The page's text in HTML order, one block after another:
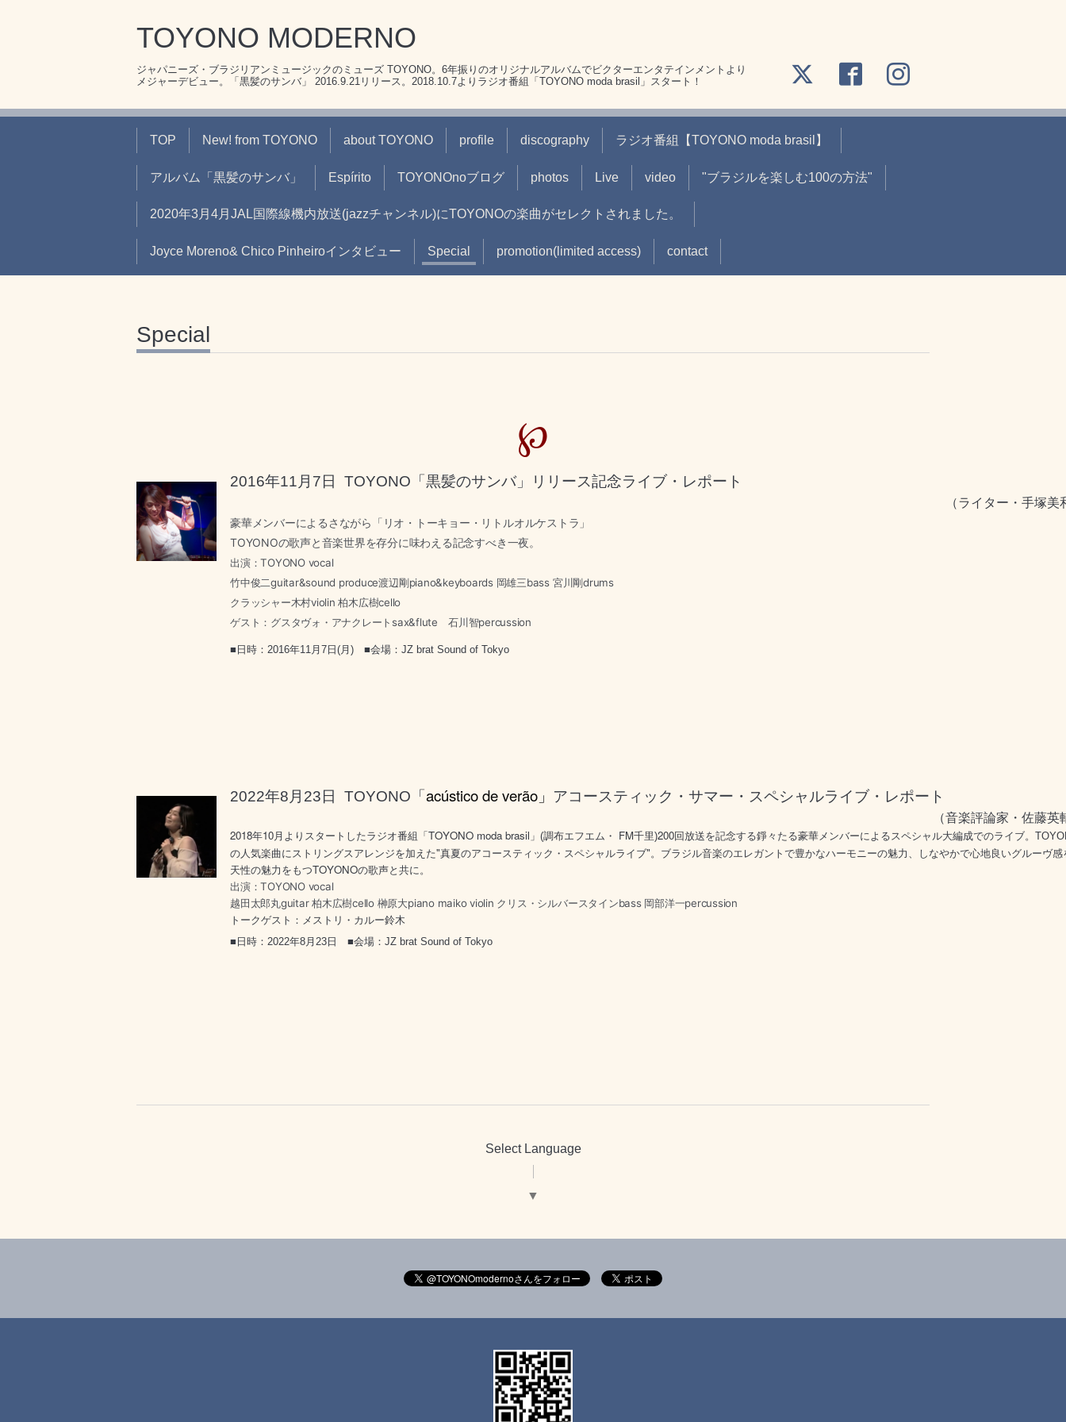
TOYONO MODERNO
ジャパニーズ・ブラジリアンミュージックのミューズ TOYONO。6年振りのオリジナルアルバムでビクターエンタテインメントより
メジャーデビュー。「黒髪のサンバ」 2016.9.21リリース。2018.10.7よりラジオ番組「TOYONO moda brasil」スタート！
TOP New! from TOYONO about TOYONO profile discography ラジオ番組【TOYONO moda brasil】
アルバム「黒髪のサンバ」 Espírito TOYONOnoブログ photos Live video "ブラジルを楽しむ100の方法"
2020年3月4月JAL国際線機内放送(jazzチャンネル)にTOYONOの楽曲がセレクトされました。
Joyce Moreno& Chico Pinheiroインタビュー Special promotion(limited access) contact
Special
℘
2016年11月7日 TOYONO「黒髪のサンバ」リリース記念ライブ・レポート
（ライター・手塚美
豪華メンバーによるさながら「リオ・トーキョー・リトルオルケストラ」
TOYONOの歌声と音楽世界を存分に味わえる記念すべき一夜。
出演：TOYONO vocal
竹中俊二guitar&sound produce渡辺剛piano&keyboards 岡雄三bass 宮川剛drums
クラッシャー木村violin 柏木広樹cello
ゲスト： グスタヴォ・アナクレートsax&flute 石川智percussion
■日時：2016年11月7日(月) ■会場：JZ brat Sound of Tokyo
2022年8月23日 TOYONO「 acústico de verão」 アコースティック・サマー・スペシャルライブ・レポート
（音楽評論家・佐藤英
2018年10 月よりスタートしたラジオ番組「 TOYONO moda brasil 」(調布エフエム・ FM千里)200回放送を記念する錚々たる豪華メンバーによるスペシャル大編成でのライブ。
の人気楽曲にストリングスアレンジを加えた"真夏のアコースティック・スペシャルライブ" 。 ブラジル音楽のエレガントで豊かなハーモニーの魅力、しなやかで心地良いグルーヴ感
天性の魅力をもつTOYONOの歌声と共に。
出演：TOYONO vocal
越田太郎丸guitar 柏木広樹cello 榊原大piano maiko violin クリス・シルバースタインbass 岡部洋一percussion
トークゲスト：メストリ・カルー鈴木
■日時：2022年8月23日 ■会場：JZ brat Sound of Tokyo
Select Language
▼